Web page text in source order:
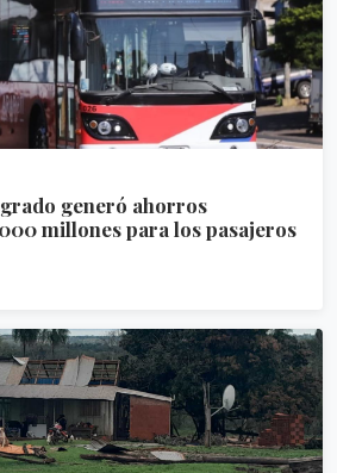
generó ahorros
millones para los pasajeros